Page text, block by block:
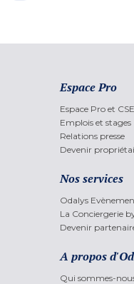
Espace Pro
Espace Pro et CSE
Emplois et stages
Relations presse
Devenir
Nos services
Odalys
La Conciergerie
Devenir
A propos
Qui sommes-